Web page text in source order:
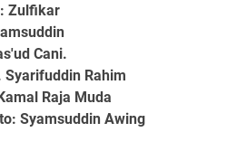
: Zulfikar
Cani.
Syarifuddin Rahim
Raja Muda
: Syamsuddin Awing